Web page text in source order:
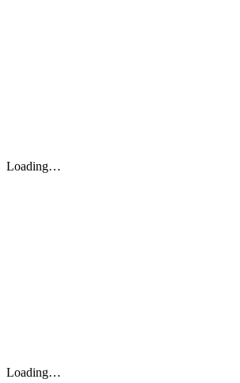
Loading…
Loading…